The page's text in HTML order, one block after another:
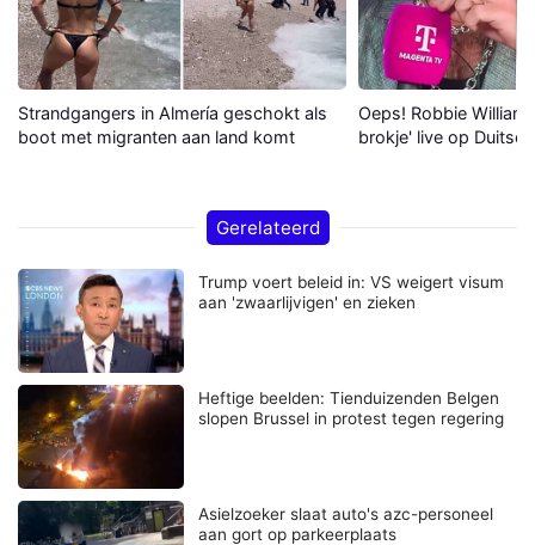
Strandgangers in Almería geschokt als
boot met migranten aan land komt
Oeps! Robbie
brokje' live op Duitse
Gerelateerd
Trump voert beleid in: VS weigert visum
aan 'zwaarlijvigen' en zieken
Heftige beelden: Tienduizenden Belgen
slopen Brussel in protest tegen regering
Asielzoeker slaat auto's azc-personeel
aan gort op parkeerplaats